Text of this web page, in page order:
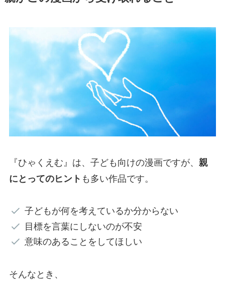
『ひゃくえむ』は、子ども向けの漫画ですが、 親
にとってのヒント も多い作品です。
子どもが何を考えているか分からない
目標を言葉にしないのが不安
意味のあることをしてほしい
そんなとき、